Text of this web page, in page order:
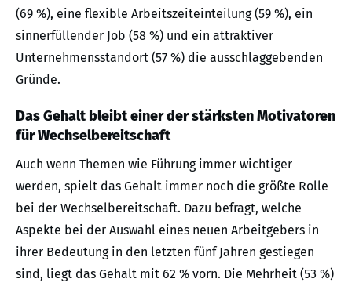
(69 %), eine flexible Arbeitszeiteinteilung (59 %), ein
sinnerfüllender Job (58 %) und ein attraktiver
Unternehmensstandort (57 %) die ausschlaggebenden
Gründe.
Das Gehalt bleibt einer der stärksten Motivatoren
für Wechselbereitschaft
Auch wenn Themen wie Führung immer wichtiger
werden, spielt das Gehalt immer noch die größte Rolle
bei der Wechselbereitschaft. Dazu befragt, welche
Aspekte bei der Auswahl eines neuen Arbeitgebers in
ihrer Bedeutung in den letzten fünf Jahren gestiegen
sind, liegt das Gehalt mit 62 % vorn. Die Mehrheit (53 %)